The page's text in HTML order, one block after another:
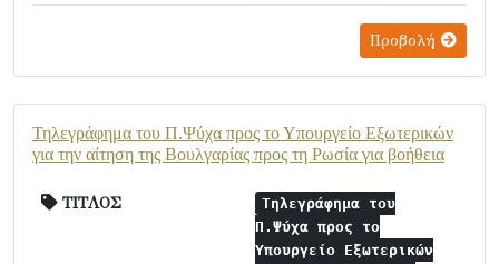
Προβολή
Τηλεγράφημα του Π.Ψύχα προς το Υπουργείο Εξωτερικών
για την αίτηση της Βουλγαρίας προς τη Ρωσία για βοήθεια
ΤΙΤΛΟΣ
Τηλεγράφημα του
Π.Ψύχα προς το
Υπουργείο Εξωτερικών